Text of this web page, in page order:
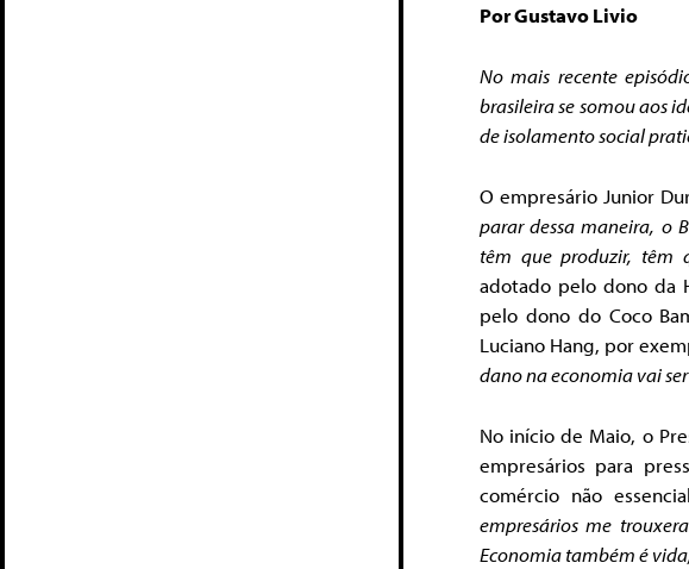
Por Gustavo Livio
No mais recente
brasileira se somou aos
de isolamento social
O empresário Junior
parar dessa maneira, o
têm que produzir, têm
adotado pelo dono da
pelo dono do Coco
Luciano Hang, por
dano na economia vai
No início de Maio, o
empresários para
comércio não
empresários me
Economia também é